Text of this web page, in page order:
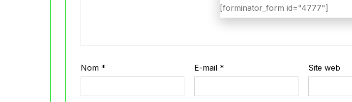
Nom * E-mail * Site web
[forminator_form id="4777"]